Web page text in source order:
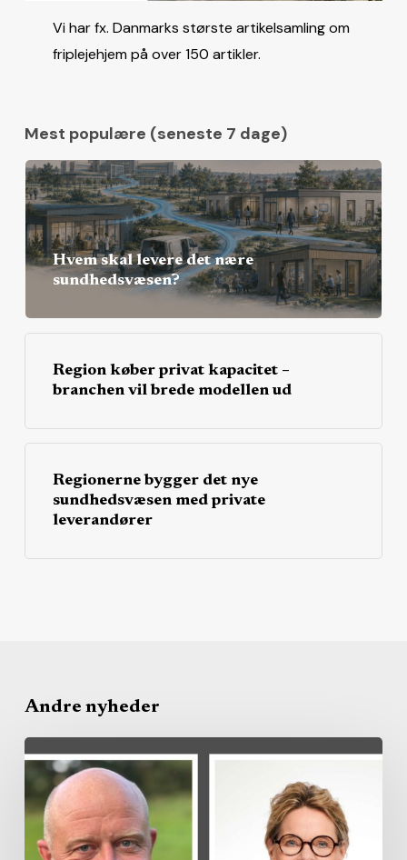
Vi har fx. Danmarks største artikelsamling om
friplejehjem på over 150 artikler.
Mest populære (seneste 7 dage)
Hvem skal levere det nære
sundhedsvæsen?
Region køber privat kapacitet –
branchen vil brede modellen ud
Regionerne bygger det nye
sundhedsvæsen med private
leverandører
Andre nyheder
Region
køber
privat
kapacitet